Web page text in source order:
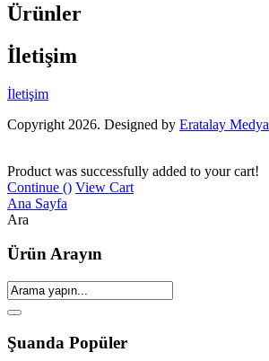
Ürünler
İletişim
İletişim
Copyright 2026. Designed by Eratalay Medya
Product was successfully added to your cart!
Continue () View Cart
Ana Sayfa
Ara
Ürün Arayın
Şuanda Popüler